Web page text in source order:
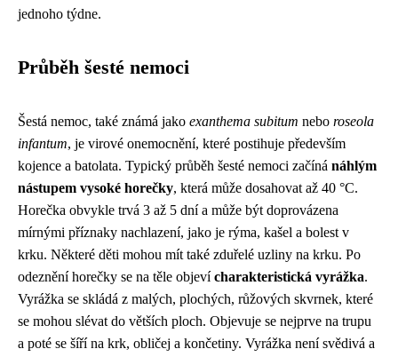
jednoho týdne.
Průběh šesté nemoci
Šestá nemoc, také známá jako exanthema subitum nebo roseola
infantum, je virové onemocnění, které postihuje především
kojence a batolata. Typický průběh šesté nemoci začíná náhlým
nástupem vysoké horečky, která může dosahovat až 40 °C.
Horečka obvykle trvá 3 až 5 dní a může být doprovázena
mírnými příznaky nachlazení, jako je rýma, kašel a bolest v
krku. Některé děti mohou mít také zduřelé uzliny na krku. Po
odeznění horečky se na těle objevícharakteristická vyrážka.
Vyrážka se skládá z malých, plochých, růžových skvrnek, které
se mohou slévat do větších ploch. Objevuje se nejprve na trupu
a poté se šíří na krk, obličej a končetiny. Vyrážka není svědivá a